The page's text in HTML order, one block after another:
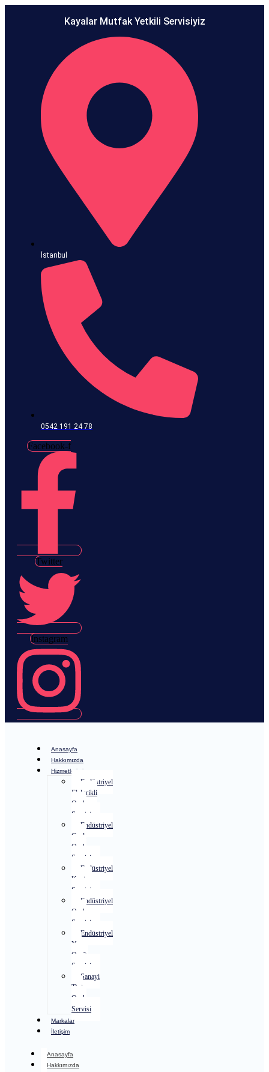
Kayalar Mutfak Yetkili Servisiyiz
İstanbul
0542 191 24 78
Facebook-f
Twitter
Instagram
Anasayfa
Hakkımızda
Hizmetlerimiz
Endüstriyel
Elektrikli
Ocak
Servisi
Endüstriyel
Gazlı
Ocak
Servisi
Endüstriyel
Kuzine
Servisi
Endüstriyel
Ocak
Servisi
Endüstriyel
Yer
Ocağı
Servisi
Sanayi
Tipi
Ocak
Servisi
Markalar
İletişim
Anasayfa
Hakkımızda